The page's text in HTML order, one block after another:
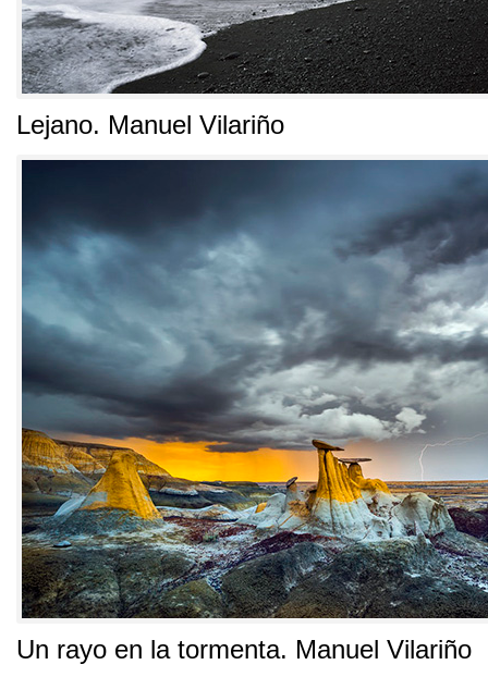
Lejano. Manuel Vilariño
Un rayo en la tormenta. Manuel Vilariño